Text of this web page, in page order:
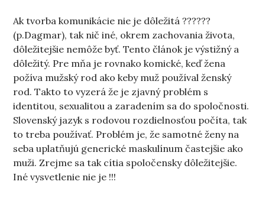
Ak tvorba komunikácie nie je dôležitá ??????
(p.Dagmar), tak nič iné, okrem zachovania života,
dôležitejšie nemôže byť. Tento článok je výstižný a
dôležitý. Pre mňa je rovnako komické, keď žena
požíva mužský rod ako keby muž používal ženský
rod. Takto to vyzerá že je zjavný problém s
identitou, sexualitou a zaradením sa do spoločnosti.
Slovenský jazyk s rodovou rozdielnosťou počíta, tak
to treba používať. Problém je, že samotné ženy na
seba uplatňujú generické maskulínum častejšie ako
muži. Zrejme sa tak cítia spoločensky dôležitejšie.
Iné vysvetlenie nie je !!!